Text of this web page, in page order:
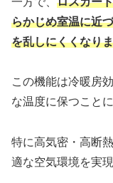
らかじめ室温に近
を乱しにくくなり
この機能は冷暖房
な温度に保つこと
特に高気密・高断
適な空気環境を実現